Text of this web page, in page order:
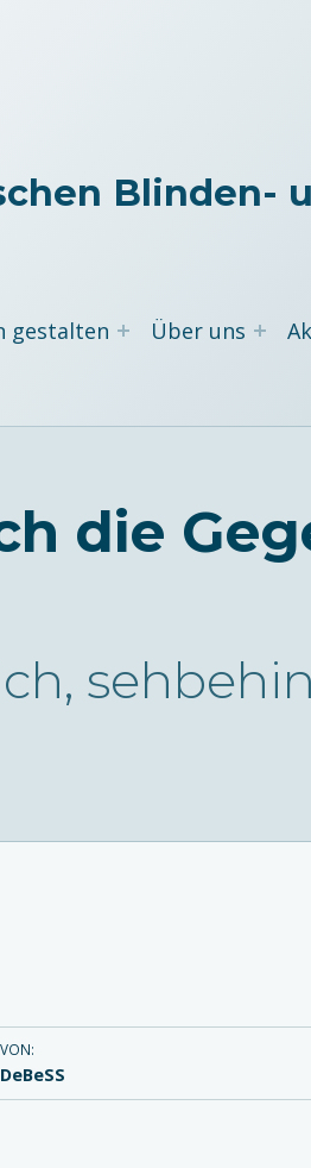
Blinden-
gestalten Über uns
die
VON:
DeBeSS